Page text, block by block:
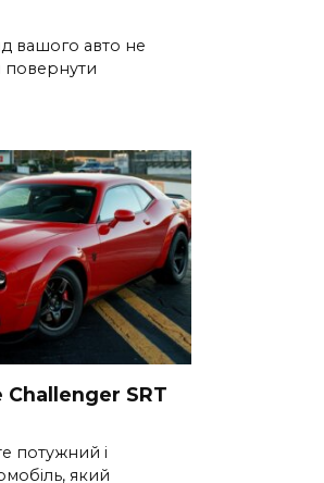
вашого авто не
повернути
Challenger SRT
потужний і
який